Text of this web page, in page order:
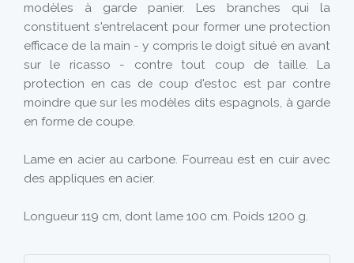
modèles à garde panier. Les branches qui la
constituent s'entrelacent pour former une protection
efficace de la main - y compris le doigt situé en avant
sur le ricasso - contre tout coup de taille. La
protection en cas de coup d'estoc est par contre
moindre que sur les modèles dits espagnols, à garde
en forme de coupe.
Lame en acier au carbone. Fourreau est en cuir avec
des appliques en acier.
Longueur 119 cm, dont lame 100 cm. Poids 1200 g.